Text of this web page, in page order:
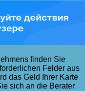
finden Sie
Felder aus
das Geld Ihrer Karte
sich an die Berater